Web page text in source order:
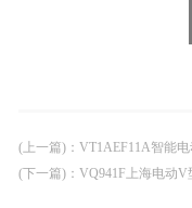
(上一篇) ： VT1AEF11A智能
(下一篇) ： VQ941F上海电动